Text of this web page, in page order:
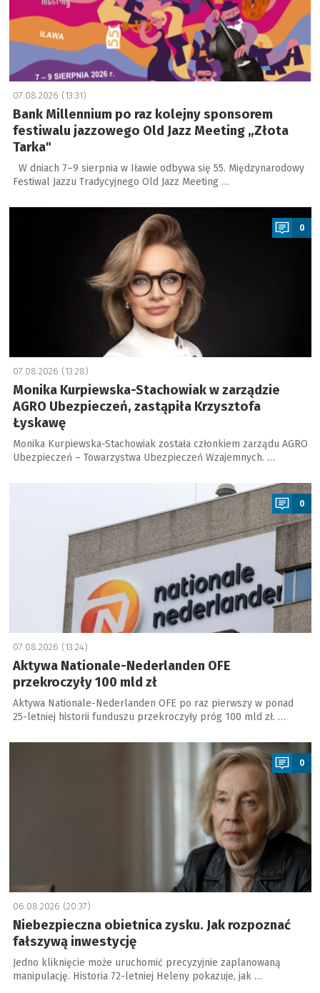
07.08.2026 (13:31)
Bank Millennium po raz kolejny sponsorem
festiwalu jazzowego Old Jazz Meeting „Złota
Tarka"
W dniach 7–9 sierpnia w Iławie odbywa się 55. Międzynarodowy
Festiwal Jazzu Tradycyjnego Old Jazz Meeting …
a
0
07.08.2026 (13:28)
Monika Kurpiewska-Stachowiak w zarządzie
AGRO Ubezpieczeń, zastąpiła Krzysztofa
Łyskawę
Monika Kurpiewska-Stachowiak została członkiem zarządu AGRO
Ubezpieczeń – Towarzystwa Ubezpieczeń Wzajemnych. …
0
07.08.2026 (13:24)
Aktywa Nationale-Nederlanden OFE
przekroczyły 100 mld zł
Aktywa Nationale-Nederlanden OFE po raz pierwszy w ponad
25-letniej historii funduszu przekroczyły próg 100 mld zł. …
a
0
06.08.2026 (20:37)
Niebezpieczna obietnica zysku. Jak rozpoznać
fałszywą inwestycję
Jedno kliknięcie może uruchomić precyzyjnie zaplanowaną
manipulację. Historia 72-letniej Heleny pokazuje, jak …